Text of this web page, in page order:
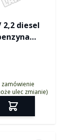
diesel
zamówienie
ulec zmianie)